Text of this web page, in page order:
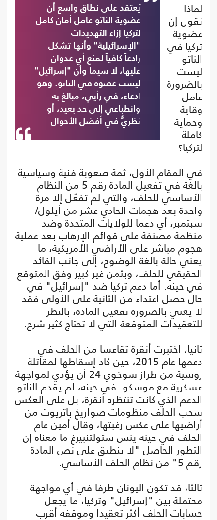
يُعتقد على نطاق واسع أن
عضوية الناتو عامل أمان كامل
لتركيا إزاء التهديدات
"الإسرائيلية" وأنها تشكل
رادعاً كافياً لمنع أي عدوان
عليها، لا سيما وأن "إسرائيل"
ليست عضوة في الناتو. وهو
ادعاء، في رأيي، مبالغ به
وانطباعي إلى حد بعيد، أو
نظريٌّ في أفضل الأحوال
لماذا
نقول إن
عضوية
تركيا في
الناتو
ليست
بالضرورة
عامل
وقاية
وحماية
كاملة
لتركيا؟
في المقام الأول، ثمة صعوبة فنية وسياسية
بالغة في تفعيل المادة رقم 5 من النظام
الأساسي للحلف، والتي لم تفعّل إلا مرة
واحدة بعد هجمات الحادي عشر من أيلول/
سبتمبر، أي دعماً للولايات المتحدة وضد
منظمة مصنفة على قوائم الإرهاب بعد عملية
هجوم مباشر على الأراضي الأمريكية، ما
يعني حالة بالغة الوضوح، إلى جانب القائد
الحقيقي للحلف، وبثمن غير كبير وفق المتوقع
في حينه. أما دعم تركيا ضد "إسرائيل" في
حال حصل اعتداء من الثانية على الأولى فقد
لا يعني بالضرورة تفعيل المادة، بالنظر
للتعقيدات المتوقعة التي لا تحتاج كثير شرح.
ثانياً، اختبرت أنقرة تقاعساً من الحلف في
دعمها عام 2015، حين كاد إسقاطها لمقاتلة
روسية من طراز سوخوي 24 أن يؤدي لمواجهة
عسكرية مع موسكو. في حينه، لم يقدم الناتو
الدعم الذي كانت تنتظره أنقرة، بل على العكس
سحب الحلف منظومات صواريخ باتريوت من
أراضيها على عكس رغبتها، وقال أمين عام
الحلف في حينه ينس ستولتنبيرغ ما معناه إن
التطور الحاصل "لا ينطبق على نص المادة
رقم 5" من نظام الحلف الأساسي.
ثالثاً، قد تكون اليونان طرفاً في أي مواجهة
محتملة بين "إسرائيل" وتركيا، ما يجعل
حسابات الحلف أكثر تعقيداً وموقفه أقرب